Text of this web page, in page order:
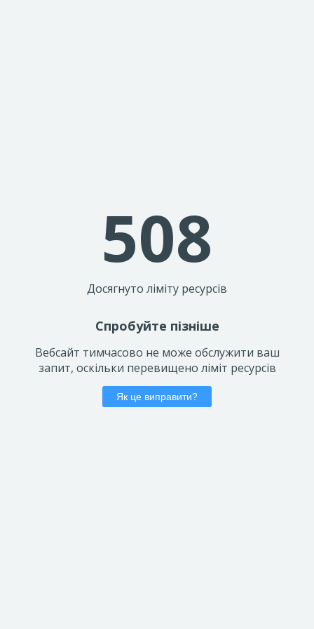
508
Досягнуто ліміту ресурсів
Спробуйте пізніше
Вебсайт тимчасово не може обслужити ваш
запит, оскільки перевищено ліміт ресурсів
Як це виправити?